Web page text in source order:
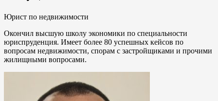
Юрист по недвижимости
Окончил высшую школу экономики по специальности
юриспруденция. Имеет более 80 успешных кейсов по
вопросам недвижимости, спорам с застройщиками и прочими
жилищными вопросами.